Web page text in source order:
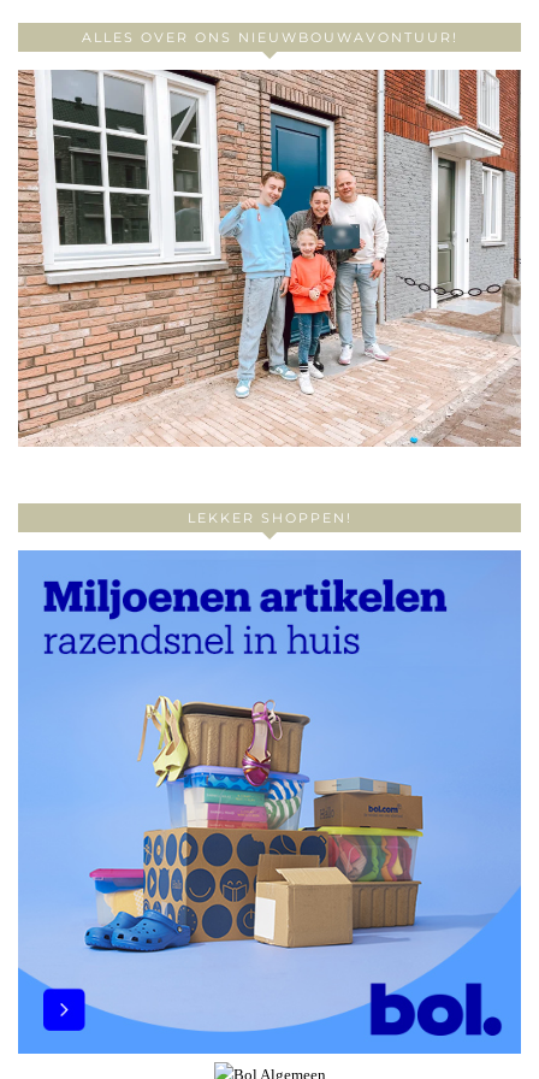
ALLES OVER ONS NIEUWBOUWAVONTUUR!
LEKKER SHOPPEN!